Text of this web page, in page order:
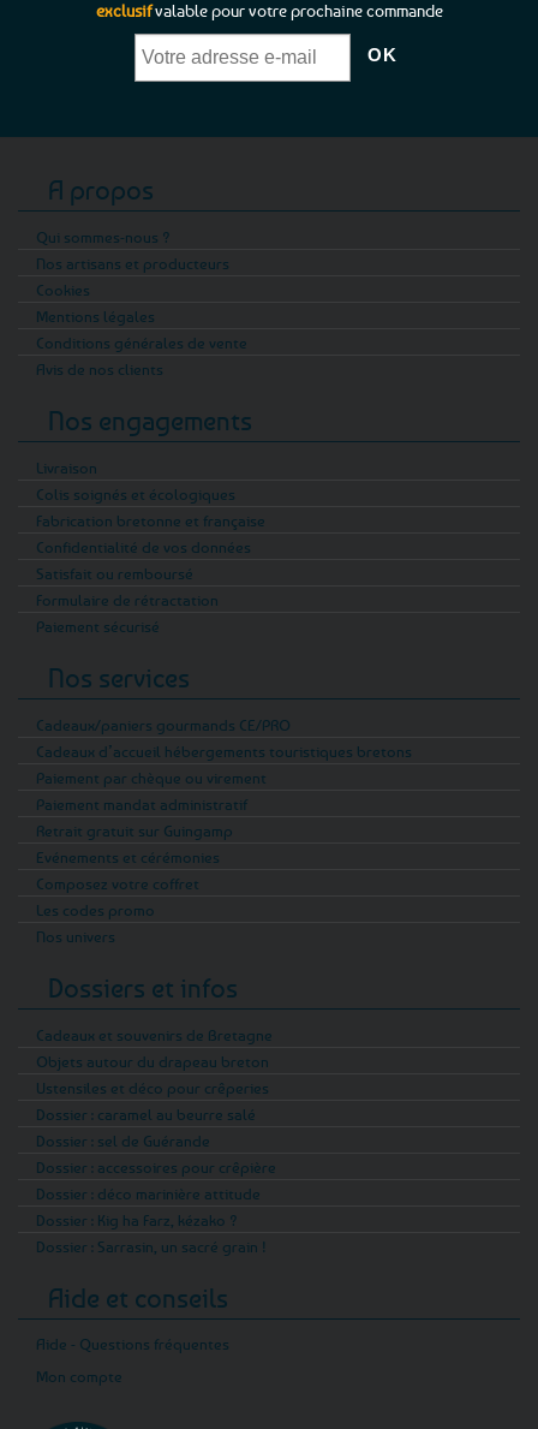
exclusifvalable pour votre prochaine commande
A propos
Qui sommes-nous ?
Nos artisans et producteurs
Cookies
Mentions légales
Conditions générales de vente
Avis de nos clients
Nos engagements
Livraison
Colis soignés et écologiques
Fabrication bretonne et française
Confidentialité de vos données
Satisfait ou remboursé
Formulaire de rétractation
Paiement sécurisé
Nos services
Cadeaux/paniers gourmands CE/PRO
Cadeaux d’accueil hébergements touristiques bretons
Paiement par chèque ou virement
Paiement mandat administratif
Retrait gratuit sur Guingamp
Evénements et cérémonies
Composez votre coffret
Les codes promo
Nos univers
Dossiers et infos
Cadeaux et souvenirs de Bretagne
Objets autour du drapeau breton
Ustensiles et déco pour crêperies
Dossier : caramel au beurre salé
Dossier : sel de Guérande
Dossier : accessoires pour crêpière
Dossier : déco marinière attitude
Dossier : Kig ha Farz, kézako ?
Dossier : Sarrasin, un sacré grain !
Aide et conseils
Aide - Questions fréquentes
Mon compte